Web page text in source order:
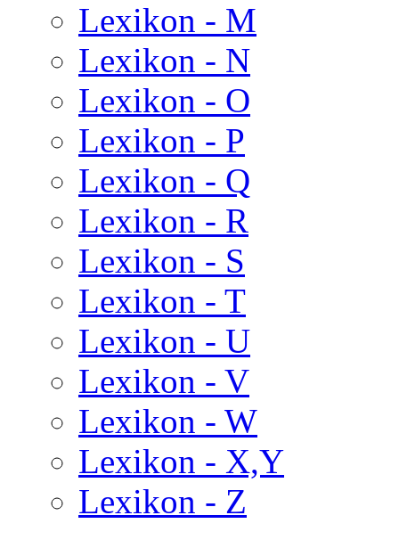
Lexikon - M
Lexikon - N
Lexikon - O
Lexikon - P
Lexikon - Q
Lexikon - R
Lexikon - S
Lexikon - T
Lexikon - U
Lexikon - V
Lexikon - W
Lexikon - X,Y
Lexikon - Z